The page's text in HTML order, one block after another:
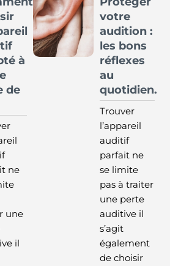
à
de
ne
une
il
votre
audition :
les bons
réflexes
au
quotidien.
Trouver
l’appareil
auditif
parfait ne
se limite
pas à traiter
une perte
auditive il
s’agit
également
de choisir